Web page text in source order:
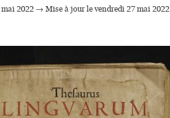
mai 2022 → Mise à jour le vendredi 27 mai 2022